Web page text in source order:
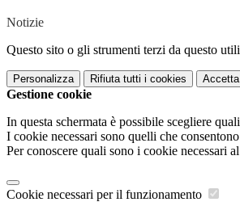
Notizie
Questo sito o gli strumenti terzi da questo
Personalizza Rifiuta tutti i cookies
Gestione cookie
In questa schermata è possibile scegliere
I cookie necessari sono quelli che
Per conoscere quali sono i cookie necessari
Cookie necessari per il funzionamento